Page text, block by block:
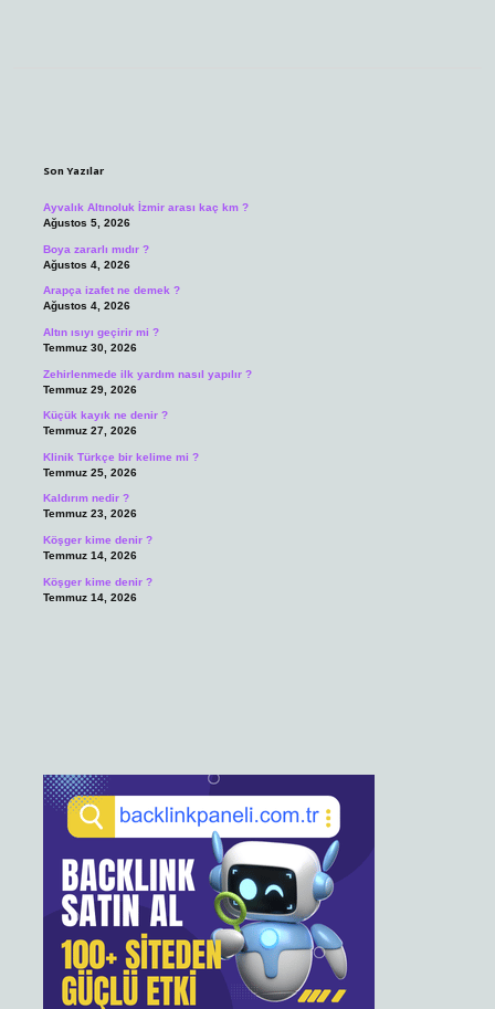
Son Yazılar
Ayvalık Altınoluk İzmir arası kaç km ?
Ağustos 5, 2026
Boya zararlı mıdır ?
Ağustos 4, 2026
Arapça izafet ne demek ?
Ağustos 4, 2026
Altın ısıyı geçirir mi ?
Temmuz 30, 2026
Zehirlenmede ilk yardım nasıl yapılır ?
Temmuz 29, 2026
Küçük kayık ne denir ?
Temmuz 27, 2026
Klinik Türkçe bir kelime mi ?
Temmuz 25, 2026
Kaldırım nedir ?
Temmuz 23, 2026
Köşger kime denir ?
Temmuz 14, 2026
Köşger kime denir ?
Temmuz 14, 2026